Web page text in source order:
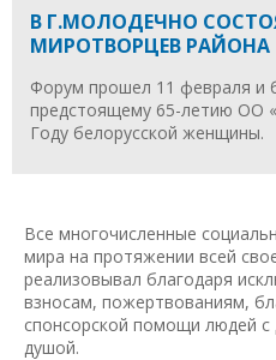
В Г.МОЛОДЕЧНО
МИРОТВОРЦЕВ РАЙОНА
Форум прошел 11 февраля и
предстоящему 65-летию ОО
Году белорусской женщины.
Все многочисленные
мира на протяжении всей
реализовывал благодаря
взносам, пожертвованиям,
спонсорской помощи людей
душой.